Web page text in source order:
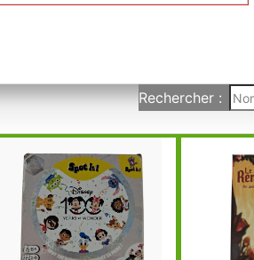
Rechercher :